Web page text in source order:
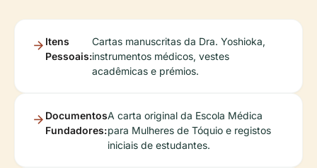
Itens
Pessoais:
Cartas manuscritas da Dra. Yoshioka,
instrumentos médicos, vestes
acadêmicas e prémios.
Documentos
Fundadores:
A carta original da Escola Médica
para Mulheres de Tóquio e registos
iniciais de estudantes.